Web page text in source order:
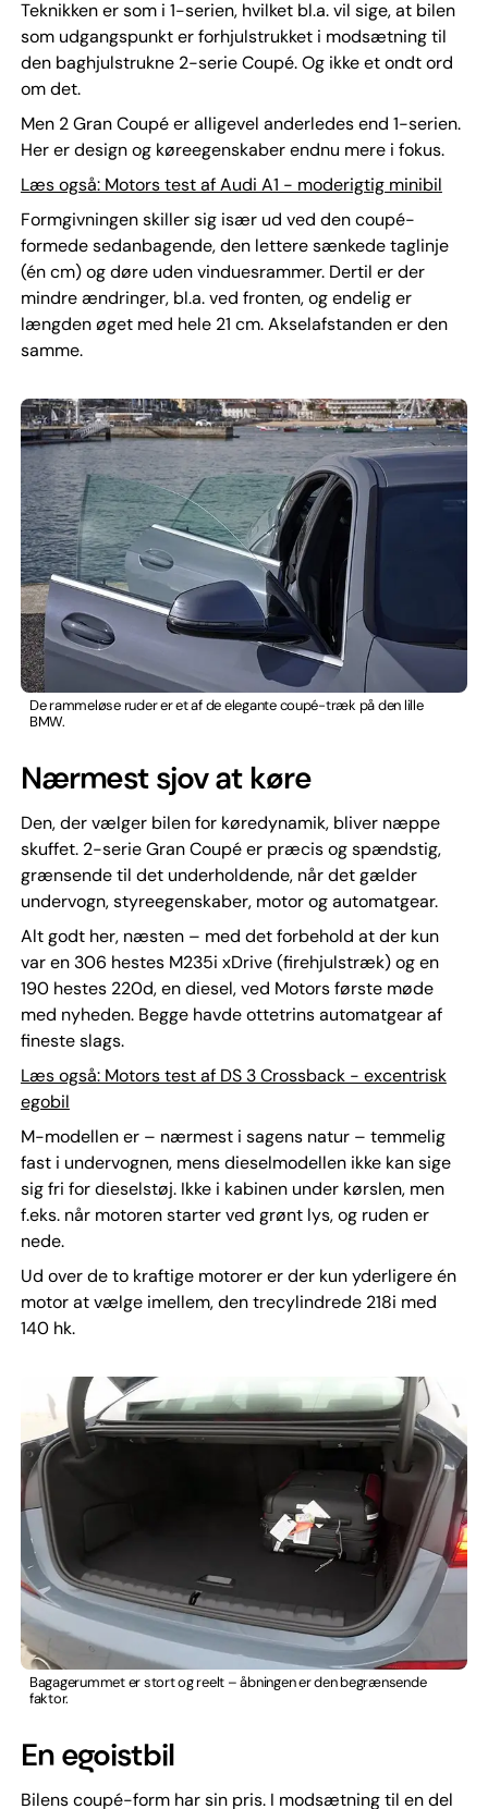
Teknikken er som i 1-serien, hvilket bl.a. vil sige, at bilen
som udgangspunkt er forhjulstrukket i modsætning til
den baghjulstrukne 2-serie Coupé. Og ikke et ondt ord
om det.
Men 2 Gran Coupé er alligevel anderledes end 1-serien.
Her er design og køreegenskaber endnu mere i fokus.
Læs også: Motors test af Audi A1 - moderigtig minibil
Formgivningen skiller sig især ud ved den coupé-
formede sedanbagende, den lettere sænkede taglinje
(én cm) og døre uden vinduesrammer. Dertil er der
mindre ændringer, bl.a. ved fronten, og endelig er
længden øget med hele 21 cm. Akselafstanden er den
samme.
De rammeløse ruder er et af de elegante coupé-træk på den lille
BMW.
Nærmest sjov at køre
Den, der vælger bilen for køredynamik, bliver næppe
skuffet. 2-serie Gran Coupé er præcis og spændstig,
grænsende til det underholdende, når det gælder
undervogn, styreegenskaber, motor og automatgear.
Alt godt her, næsten – med det forbehold at der kun
var en 306 hestes M235i xDrive (firehjulstræk) og en
190 hestes 220d, en diesel, ved Motors første møde
med nyheden. Begge havde ottetrins automatgear af
fineste slags.
Læs også: Motors test af DS 3 Crossback - excentrisk
egobil
M-modellen er – nærmest i sagens natur – temmelig
fast i undervognen, mens dieselmodellen ikke kan sige
sig fri for dieselstøj. Ikke i kabinen under kørslen, men
f.eks. når motoren starter ved grønt lys, og ruden er
nede.
Ud over de to kraftige motorer er der kun yderligere én
motor at vælge imellem, den trecylindrede 218i med
140 hk.
Bagagerummet er stort og reelt – åbningen er den begrænsende
faktor.
En egoistbil
Bilens coupé-form har sin pris. I modsætning til en del